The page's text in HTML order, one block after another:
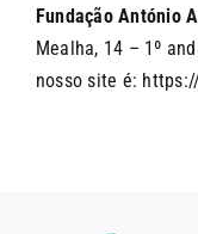
Fundação António
Mealha, 14 – 1º
nosso site é: